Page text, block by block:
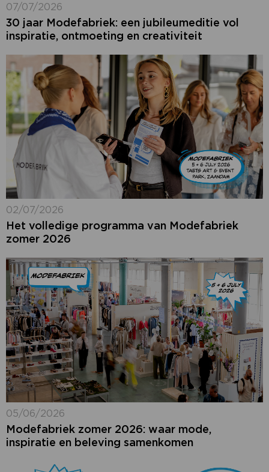
07/07/2026
30 jaar Modefabriek: een jubileumeditie vol
inspiratie, ontmoeting en creativiteit
02/07/2026
Het volledige programma van Modefabriek
zomer 2026
05/06/2026
Modefabriek zomer 2026: waar mode,
inspiratie en beleving samenkomen